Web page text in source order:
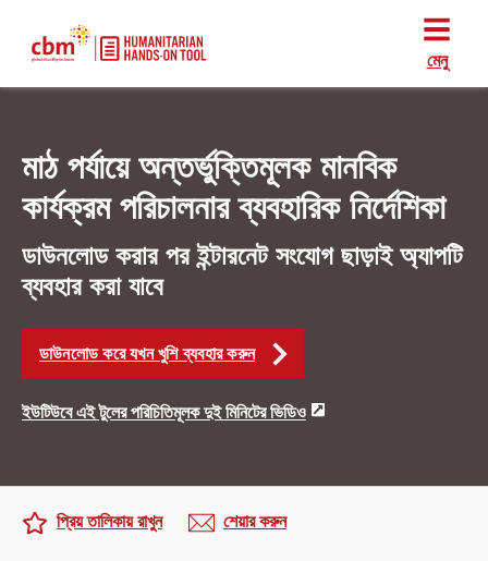
মেনু
মাঠ পর্যায়ে অন্তর্ভুক্তিমূলক মানবিক
কার্যক্রম পরিচালনার ব্যবহারিক নির্দেশিকা
ডাউনলোড করার পর ইন্টারনেট সংযোগ ছাড়াই অ্যাপটি
ব্যবহার করা যাবে
ডাউনলোড করে যখন খুশি ব্যবহার করুন
ইউটিউবে এই টুলের পরিচিতিমূলক দুই মিনিটের ভিডিও
প্রিয় তালিকায় রাখুন শেয়ার করুন